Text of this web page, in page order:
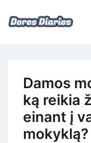
Damos
ką reikia
einant į
mokyklą?